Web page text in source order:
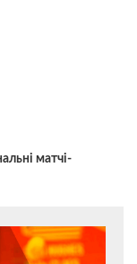
матчі-